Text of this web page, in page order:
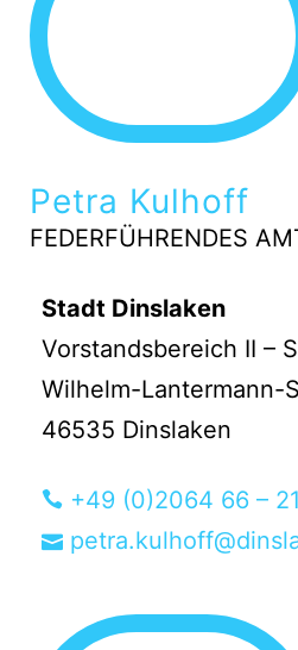
Petra Kulhoff
FEDERFÜHRENDES
Stadt Dinslaken
Vorstandsbereich II –
Wilhelm-Lantermann-
46535 Dinslaken
+49 (0)2064 66 –